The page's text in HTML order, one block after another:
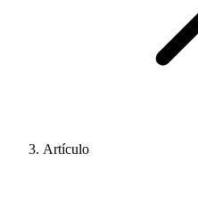
Artículo